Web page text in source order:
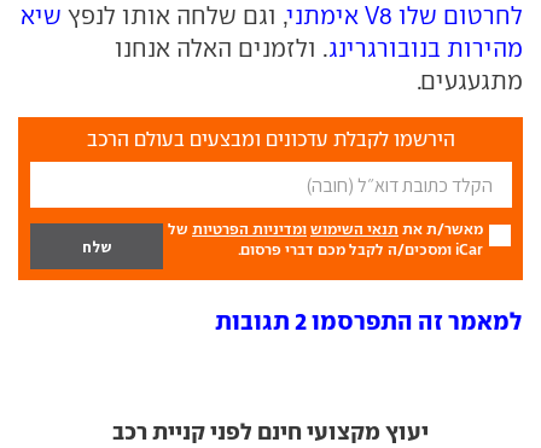
לחרטום שלו V8 אימתני
, וגם שלחה אותו לנפץ שיא
מהירות בנובורגרינג. ולזמנים האלה אנחנו
מתגעגעים.
הירשמו לקבלת עדכונים ומבצעים בעולם הרכב
מאשר/ת את תנאי השימוש ומדיניות הפרטיות של
iCar ומסכים/ה לקבל מכם דברי פרסום.
למאמר זה התפרסמו 2 תגובות
יעוץ מקצועי חינם לפני קניית רכב